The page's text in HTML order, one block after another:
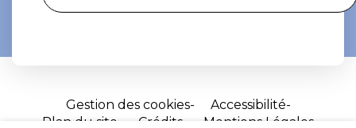
Gestion des cookies
Accessibilité
Plan du site
Crédits Mentions Légales